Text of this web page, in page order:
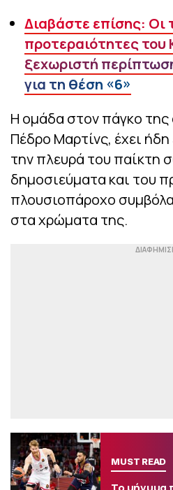
Διαβάστε επίσης: Οι
προτεραιότητες του
ξεχωριστή
για τη θέση «6»
Η ομάδα στον πάγκο της
Πέδρο Μαρτίνς, έχει
την πλευρά του παίκτη
δημοσιεύματα και του
πλουσιοπάροχο
στα χρώματα της.
MUST READ